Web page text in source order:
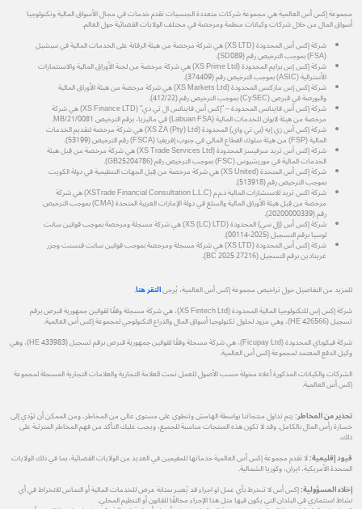
مجموعة إكس أس العالمية هي مجموعة شركات متعددة الجنسيات تقدم خدمات في مجال الأسواق المالية وتكنولوجيا
أسواق المال من خلال شركات وكيانات منظمة ومرخصة في مختلف الولايات القضائية حول العالم.
شركة إكس أس المحدودة (XS LTD) هي شركة مرخصة من هيئة الرقابة على الخدمات المالية في سيشيل
(FSA) بموجب الترخيص رقم (SD089).
شركة إكس إس برايم المحدودة (XS Prime Ltd) هي شركة مرخصة من لجنة الأوراق المالية والاستثمارات
الأسترالية (ASIC) بموجب الترخيص رقم (374409).
شركة إكس إس ماركتس المحدودة (XS Markets Ltd) هي شركة مرخصة من هيئة الأوراق المالية
والبورصة في قبرص (CySEC) بموجب الترخيص رقم (412/22).
شركة إكس أس فاينانس المحدودة – "إكس أس فاينانس ال تي دي" (XS Finance LTD) هي شركة
مرخصة من هيئة لابوان للخدمات المالية (Labuan FSA) في ماليزيا، برقم الترخيص MB/21/0081.
شركة إكس أس زي إيه (بي تي واي) المحدودة (XS ZA (Pty) Ltd) هي شركة مرخصة لتقديم الخدمات
المالية (FSP) من هيئة سلوك القطاع المالي في جنوب إفريقيا (FSCA) رقم الترخيص (53199).
شركة إكس أس تريد سرفيسز المحدودة (XS Trade Services Ltd) هي شركة مرخصة من قِبل هيئة
الخدمات المالية في موريشيوس (FSC) بموجب الترخيص رقم (GB25204786).
شركة إكس أس المتحدة (XS United) هي شركة مرخصة من قِبل الجهات التنظيمية في دولة الكويت
بموجب الترخيص رقم (513918).
شركة اكس تريد للاستشارات المالية ذ.م.م (XSTrade Financial Consultation L.L.C) هي شركة
مرخصة من قِبل هيئة الأوراق المالية والسلع في دولة الإمارات العربية المتحدة (CMA) بموجب الترخيص
رقم (20200000339).
شركة إكس أس (إل سي) المحدودة (XS (LC) LTD) هي شركة مسجلة ومرخصة بموجب قوانين سانت
لوسيا برقم التسجيل (2025-00114).
شركة إكس أس المحدودة (XS LTD) هي شركة مسجلة ومرخصة بموجب قوانين سانت فنسنت وجزر
غرينادين برقم التسجيل (27216 BC 2025).
للمزيد من التفاصيل حول تراخيص مجموعة إكس أس العالمية، يُرجىالنقر هنا.
شركة إكس إس للتكنولوجيا المالية المحدودة (XS Fintech Ltd)، هي شركة مسجلة وفقًا لقوانين جمهورية قبرص برقم
تسجيل (HE 426566)، وهي مزود لحلول تكنولوجيا أسواق المال والذراع التكنولوجي لمجموعة إكس أس العالمية.
شركة فيكوباي المحدودة (Ficupay Ltd)، هي شركة مسجلة وفقًا لقوانين جمهورية قبرص برقم تسجيل (HE 433983)، وهي
وكيل الدفع المعتمد لمجموعة إكس أس العالمية.
الشركات والكيانات المذكورة أعلاه مخولة حسب الأصول للعمل تحت العلامة التجارية والعلامات التجارية المسجلة لمجموعة
إكس أس العالمية.
تحذير من المخاطر:يتم تداول منتجاتنا بواسطة الهامش وتنطوي على مستوى عالي من المخاطر، ومن الممكن أن تؤدي إلى
خسارة رأس المال بالكامل. وقد لا تكون هذه المنتجات مناسبة للجميع، ويجب عليك التأكد من فهم المخاطر المترتبة على
ذلك.
قيود إقليمية:لا تقدم مجموعة إكس أس العالمية خدماتها للمقيمين في العديد من الولايات القضائية، بما في ذلك الولايات
المتحدة الأمريكية، ايران، وكوريا الشمالية.
إخلاء المسؤولية:إكس أس لا تنخرط بأي عمل او اجراء قد يُعتبر بمثابة عرض للخدمات المالية أو التماس للانخراط في أي
نشاط استثماري في البلدان التي يكون فيها مثل هذا الإجراء مخالفًا للقانون أو التنظيم المحلي.